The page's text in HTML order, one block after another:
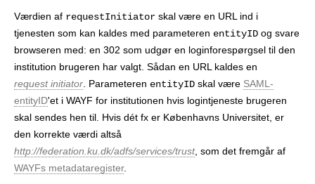
Værdien af requestInitiator skal være en URL ind i
tjenesten som kan kaldes med parameteren entityID og svare
browseren med: en 302 som udgør en loginforespørgsel til den
institution brugeren har valgt. Sådan en URL kaldes en
request initiator . Parameteren entityID skal være SAML-
entityID'et i WAYF for institutionen hvis logintjeneste brugeren
skal sendes hen til. Hvis dét fx er Københavns Universitet, er
den korrekte værdi altså
http://federation.ku.dk/adfs/services/trust, som det fremgår af
WAYFs metadataregister.